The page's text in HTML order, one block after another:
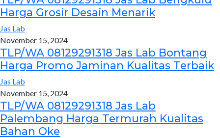
Harga Grosir Desain Menarik
Jas Lab
November 15, 2024
TLP/WA 08129291318 Jas Lab Bontang
Harga Promo Jaminan Kualitas Terbaik
Jas Lab
November 15, 2024
TLP/WA 08129291318 Jas Lab
Palembang Harga Termurah Kualitas
Bahan Oke